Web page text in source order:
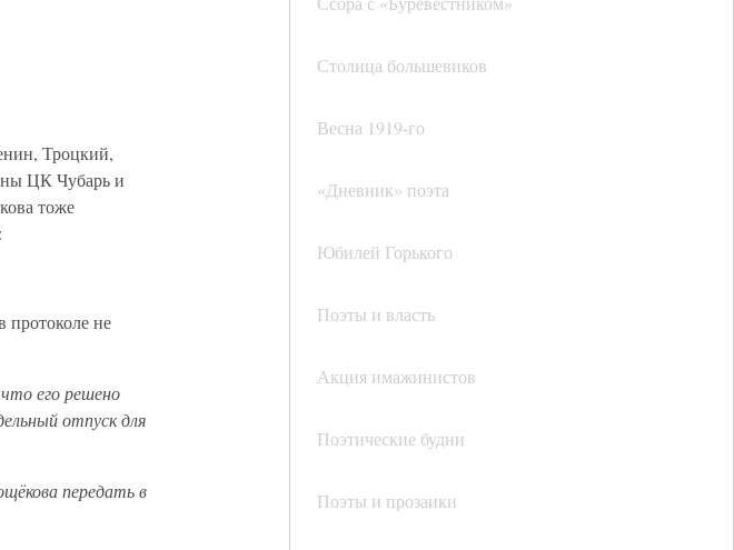
Столица большевиков
Весна 1919-го
«Дневник» поэта
Юбилей Горького
Поэты и власть
Акция имажинистов
Поэтические будни
Поэты и прозаики
Троцкий,
ЦК Чубарь и
тоже
протоколе не
его решено
отпуск для
передать в